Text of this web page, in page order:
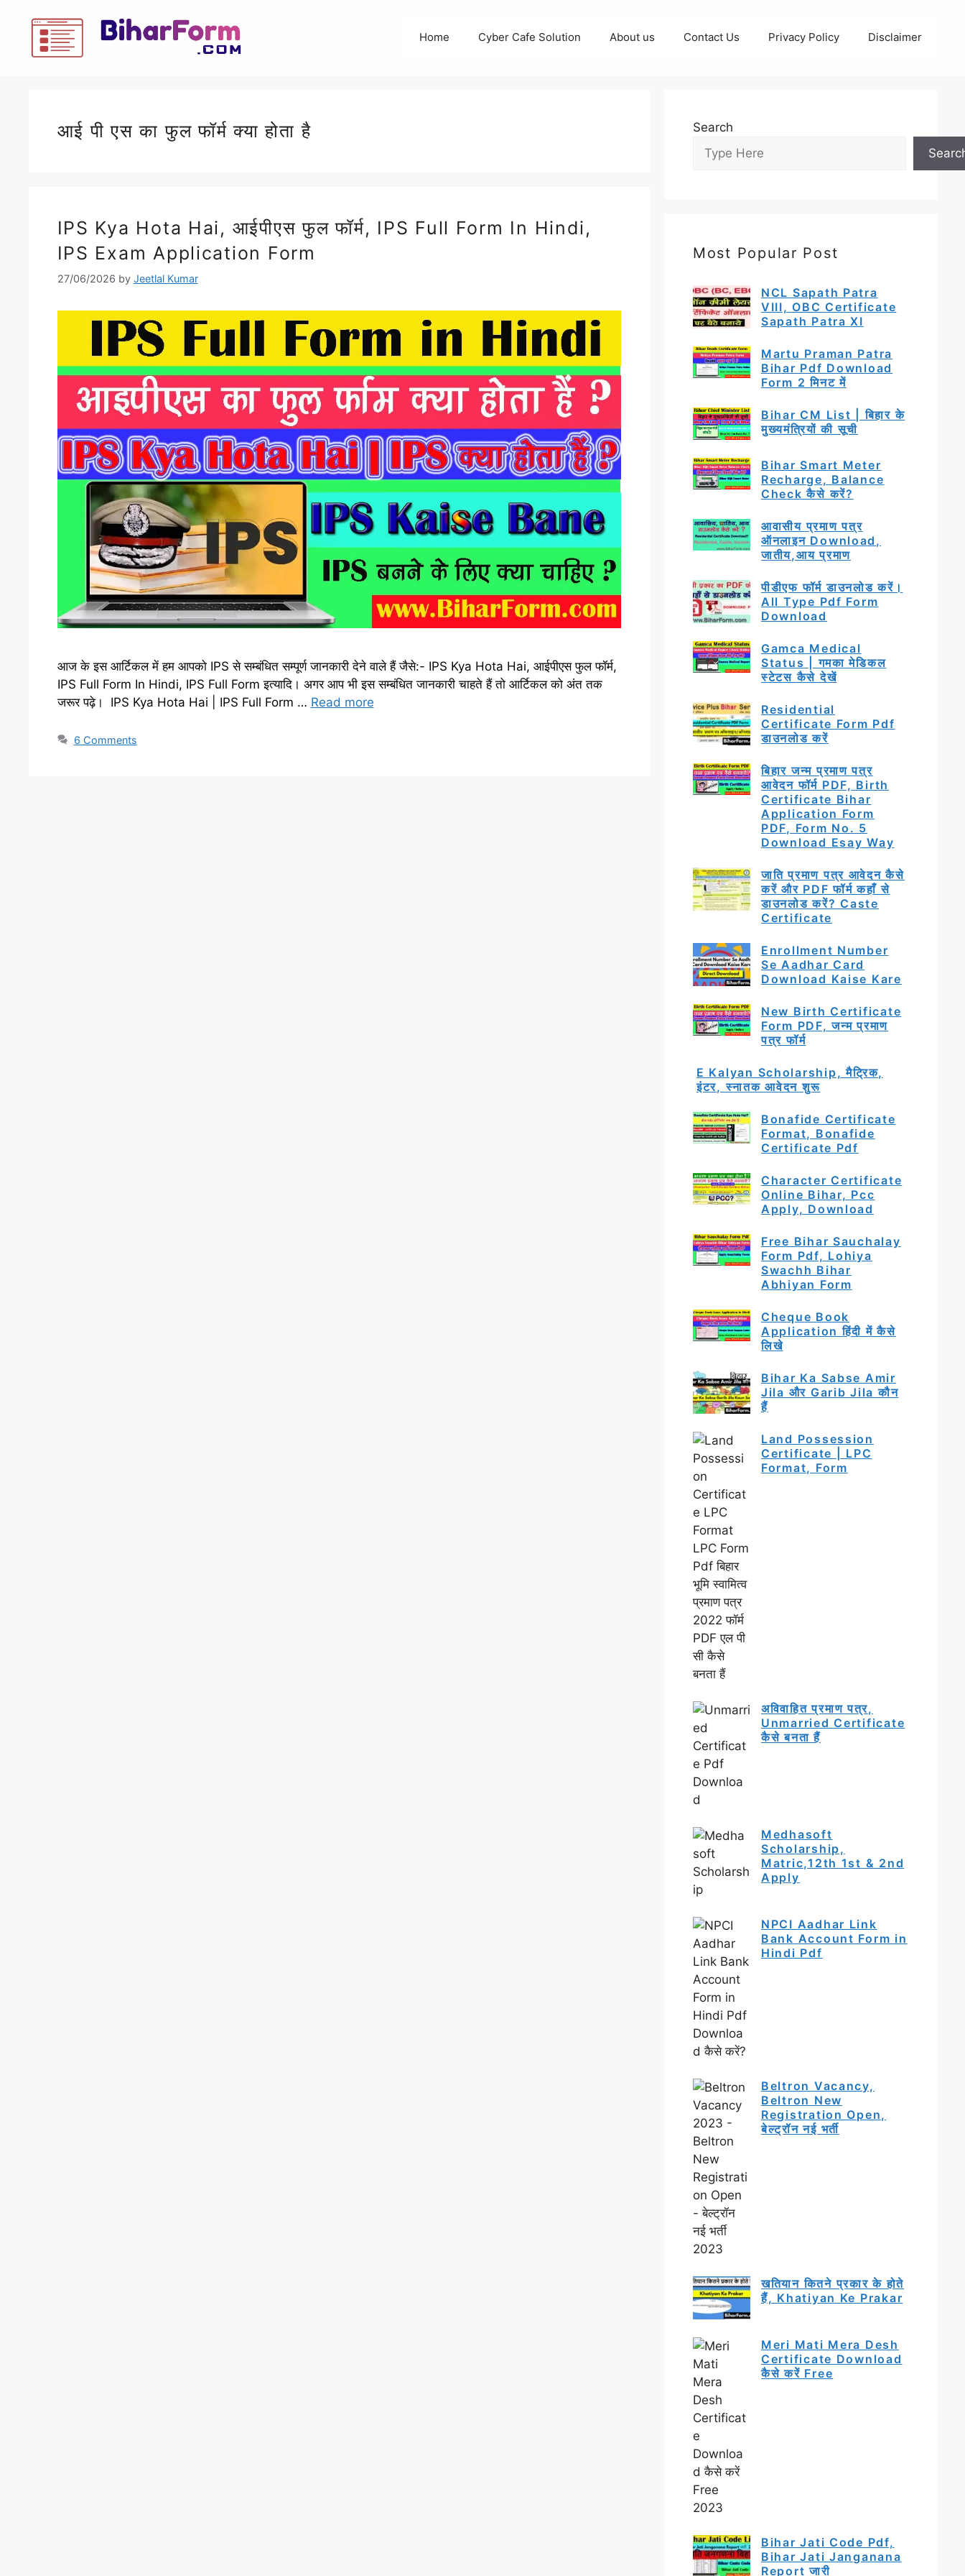
Home Cyber Cafe Solution About us Contact Us Privacy Policy Disclaimer
आई पी एस का फुल फॉर्म क्या होता है
IPS Kya Hota Hai, आईपीएस फुल फॉर्म, IPS Full Form In Hindi,
IPS Exam Application Form
27/06/2026 by Jeetlal Kumar
आज के इस आर्टिकल में हम आपको IPS से सम्बंधित सम्पूर्ण जानकारी देने वाले हैं जैसे:- IPS Kya Hota Hai, आईपीएस फुल फॉर्म,
IPS Full Form In Hindi, IPS Full Form इत्यादि। अगर आप भी इस सम्बंधित जानकारी चाहते हैं तो आर्टिकल को अंत तक
जरूर पढ़े। IPS Kya Hota Hai | IPS Full Form … Read more
6 Comments
Search
Most Popular Post
NCL Sapath Patra
VIII, OBC Certificate
Sapath Patra XI
Martu Praman Patra
Bihar Pdf Download
Form 2 मिनट में
Bihar CM List | बिहार के
मुख्यमंत्रियों की सूची
Bihar Smart Meter
Recharge, Balance
Check कैसे करें?
आवासीय प्रमाण पत्र
ऑनलाइन Download,
जातीय,आय प्रमाण
पीडीएफ फॉर्म डाउनलोड करें।
All Type Pdf Form
Download
Gamca Medical
Status | गमका मेडिकल
स्टेटस कैसे देखें
Residential
Certificate Form Pdf
डाउनलोड करें
बिहार जन्म प्रमाण पत्र
आवेदन फॉर्म PDF, Birth
Certificate Bihar
Application Form
PDF, Form No. 5
Download Esay Way
जाति प्रमाण पत्र आवेदन कैसे
करें और PDF फॉर्म कहाँ से
डाउनलोड करें? Caste
Certificate
Enrollment Number
Se Aadhar Card
Download Kaise Kare
New Birth Certificate
Form PDF, जन्म प्रमाण
पत्र फॉर्म
E Kalyan Scholarship, मैट्रिक,
इंटर, स्नातक आवेदन शुरू
Bonafide Certificate
Format, Bonafide
Certificate Pdf
Character Certificate
Online Bihar, Pcc
Apply, Download
Free Bihar Sauchalay
Form Pdf, Lohiya
Swachh Bihar
Abhiyan Form
Cheque Book
Application हिंदी में कैसे
लिखे
Bihar Ka Sabse Amir
Jila और Garib Jila कौन
हैं
Land Possession
Certificate | LPC
Format, Form
अविवाहित प्रमाण पत्र,
Unmarried Certificate
कैसे बनता हैं
Medhasoft
Scholarship,
Matric,12th 1st & 2nd
Apply
NPCI Aadhar Link
Bank Account Form in
Hindi Pdf
Beltron Vacancy,
Beltron New
Registration Open,
बेल्ट्रॉन नई भर्ती
खतियान कितने प्रकार के होते
हैं, Khatiyan Ke Prakar
Meri Mati Mera Desh
Certificate Download
कैसे करें Free
Bihar Jati Code Pdf,
Bihar Jati Janganana
Report जारी